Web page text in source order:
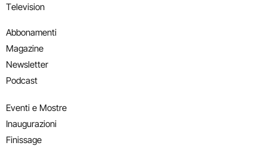
Television
Abbonamenti
Magazine
Newsletter
Podcast
Eventi e Mostre
Inaugurazioni
Finissage